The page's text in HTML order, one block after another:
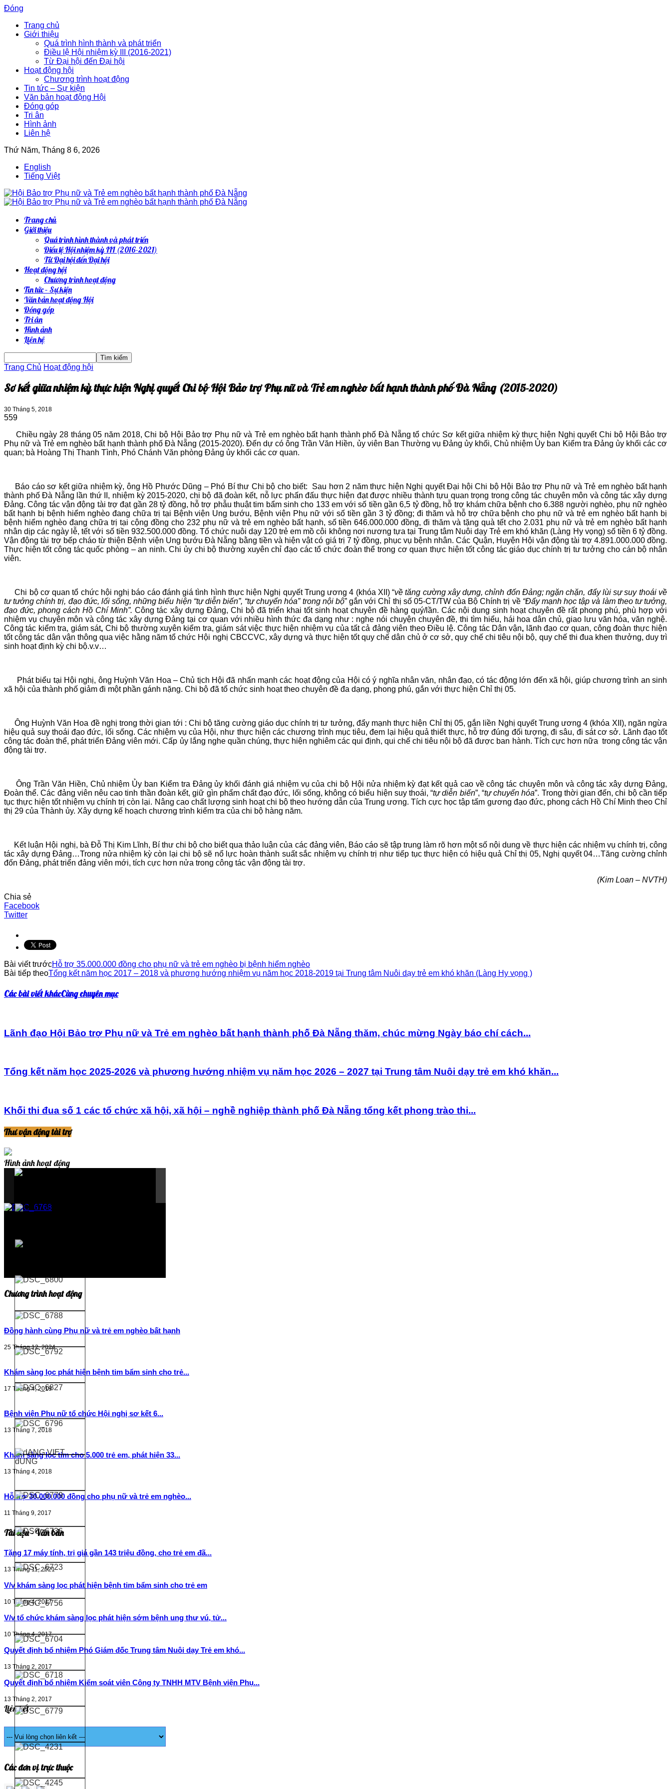
Đóng
Trang chủ
Giới thiệu
Quá trình hình thành và phát triển
Điều lệ Hội nhiệm kỳ III (2016-2021)
Từ Đại hội đến Đại hội
Hoạt động hội
Chương trình hoạt động
Tin tức – Sự kiện
Văn bản hoạt động Hội
Đóng góp
Tri ân
Hình ảnh
Liên hệ
Thứ Năm, Tháng 8 6, 2026
English
Tiếng Việt
Trang chủ
Giới thiệu
Quá trình hình thành và phát triển
Điều lệ Hội nhiệm kỳ III (2016-2021)
Từ Đại hội đến Đại hội
Hoạt động hội
Chương trình hoạt động
Tin tức – Sự kiện
Văn bản hoạt động Hội
Đóng góp
Tri ân
Hình ảnh
Liên hệ
Trang Chủ Hoạt động hội
Sơ kết giữa nhiệm kỳ thực hiện Nghị quyết Chi bộ Hội Bảo trợ Phụ nữ và Trẻ em nghèo bất hạnh thành phố Đà Nẵng (2015-2020)
30 Tháng 5, 2018
559
Chiều ngày 28 tháng 05 năm 2018, Chi bộ Hội Bảo trợ Phụ nữ và Trẻ em nghèo bất hạnh thành phố Đà Nẵng tổ chức Sơ kết giữa nhiệm kỳ thực hiện Nghị quyết Chi bộ Hội Bảo trợ
Phụ nữ và Trẻ em nghèo bất hạnh thành phố Đà Nẵng (2015-2020). Đến dự có ông Trần Văn Hiền, ủy viên Ban Thường vụ Đảng ủy khối, Chủ nhiệm Ủy ban Kiểm tra Đảng ủy khối các cơ
quan; bà Hoàng Thị Thanh Tình, Phó Chánh Văn phòng Đảng ủy khối các cơ quan.
Báo cáo sơ kết giữa nhiệm kỳ, ông Hồ Phước Dũng – Phó Bí thư Chi bộ cho biết: Sau hơn 2 năm thực hiện Nghị quyết Đại hội Chi bộ Hội Bảo trợ Phụ nữ và Trẻ em nghèo bất hạnh
thành phố Đà Nẵng lần thứ II, nhiệm kỳ 2015-2020, chi bộ đã đoàn kết, nỗ lực phấn đấu thực hiện đạt được nhiều thành tựu quan trọng trong công tác chuyên môn và công tác xây dựng
Đảng. Công tác vận động tài trợ đạt gần 28 tỷ đồng, hỗ trợ phẫu thuật tim bẩm sinh cho 133 em với số tiền gần 6,5 tỷ đồng, hỗ trợ khám chữa bệnh cho 6.388 người nghèo, phụ nữ nghèo
bất hạnh bị bệnh hiểm nghèo đang chữa trị tại Bệnh viện Ung bướu, Bệnh viện Phụ nữ với số tiền gần 3 tỷ đồng; đi thăm và hỗ trợ chữa bệnh cho phụ nữ và trẻ em nghèo bất hạnh bị
bệnh hiểm nghèo đang chữa trị tại cộng đồng cho 232 phụ nữ và trẻ em nghèo bất hạnh, số tiền 646.000.000 đồng, đi thăm và tặng quà tết cho 2.031 phụ nữ và trẻ em nghèo bất hạnh
nhân dịp các ngày lễ, tết với số tiền 932.500.000 đồng. Tổ chức nuôi dạy 120 trẻ em mồ côi không nơi nương tựa tại Trung tâm Nuôi dạy Trẻ em khó khăn (Làng Hy vọng) số tiền 6 tỷ đồng.
Vận động tài trợ bếp cháo từ thiện Bệnh viện Ung bướu Đà Nẵng bằng tiền và hiện vật có giá trị 7 tỷ đồng, phục vụ bệnh nhân. Các Quận, Huyện Hội vận động tài trợ 4.891.000.000 đồng.
Thực hiện tốt công tác quốc phòng – an ninh. Chi ủy chi bộ thường xuyên chỉ đạo các tổ chức đoàn thể trong cơ quan thực hiện tốt công tác giáo dục chính trị tư tưởng cho cán bộ nhân
viên.
Chi bộ cơ quan tổ chức hội nghị báo cáo đánh giá tình hình thực hiện Nghị quyết Trung ương 4 (khóa XII) “về tăng cường xây dựng, chỉnh đốn Đảng; ngặn chặn, đẩy lùi sự suy thoái về
tư tưởng chính trị, đạo đức, lối sống, những biểu hiện “tự diễn biến”, “tự chuyển hóa” trong nội bộ” gắn với Chỉ thị số 05-CT/TW của Bộ Chính trị về “Đẩy mạnh học tập và làm theo tư tưởng,
đạo đức, phong cách Hồ Chí Minh”. Công tác xây dựng Đảng, Chi bộ đã triển khai tốt sinh hoạt chuyên đề hàng quý/lần. Các nội dung sinh hoạt chuyên đề rất phong phú, phù hợp với
nhiệm vụ chuyên môn và công tác xây dựng Đảng tại cơ quan với nhiều hình thức đa dạng như : nghe nói chuyện chuyên đề, thi tìm hiểu, hái hoa dân chủ, giao lưu văn hóa, văn nghệ.
Công tác kiểm tra, giám sát, Chi bộ thường xuyên kiểm tra, giám sát việc thực hiện nhiệm vụ của tất cả đảng viên theo Điều lệ. Công tác Dân vận, lãnh đạo cơ quan, công đoàn thực hiện
tốt công tác dân vận thông qua việc hằng năm tổ chức Hội nghị CBCCVC, xây dựng và thực hiện tốt quy chế dân chủ ở cơ sở, quy chế chi tiêu nội bộ, quy chế thi đua khen thưởng, duy trì
sinh hoạt định kỳ chi bộ.v.v…
Phát biểu tại Hội nghị, ông Huỳnh Văn Hoa – Chủ tịch Hội đã nhấn mạnh các hoạt động của Hội có ý nghĩa nhân văn, nhân đạo, có tác động lớn đến xã hội, giúp chương trình an sinh
xã hội của thành phố giảm đi một phần gánh nặng. Chi bộ đã tổ chức sinh hoạt theo chuyên đề đa dạng, phong phú, gắn với thực hiện Chỉ thị 05.
Ông Huỳnh Văn Hoa đề nghị trong thời gian tới : Chi bộ tăng cường giáo dục chính trị tư tưởng, đẩy mạnh thực hiện Chỉ thị 05, gắn liền Nghị quyết Trung ương 4 (khóa XII), ngăn ngừa
hiệu quả suy thoái đạo đức, lối sống. Các nhiệm vụ của Hội, như thực hiện các chương trình mục tiêu, đem lại hiệu quả thiết thực, hỗ trợ đúng đối tượng, đi sâu, đi sát cơ sở. Lãnh đạo tốt
công tác đoàn thể, phát triển Đảng viên mới. Cấp ủy lắng nghe quần chúng, thực hiện nghiêm các qui định, qui chế chi tiêu nội bộ đã được ban hành. Tích cực hơn nữa trong công tác vận
động tài trợ.
Ông Trần Văn Hiền, Chủ nhiệm Ủy ban Kiểm tra Đảng ủy khối đánh giá nhiệm vụ của chi bộ Hội nửa nhiệm kỳ đạt kết quả cao về công tác chuyên môn và công tác xây dựng Đảng,
Đoàn thể. Các đảng viên nêu cao tinh thần đoàn kết, giữ gìn phẩm chất đạo đức, lối sống, không có biểu hiện suy thoái, “tự diễn biến”, “tự chuyển hóa”. Trong thời gian đến, chi bộ cần tiếp
tục thực hiện tốt nhiệm vụ chính trị còn lại. Nâng cao chất lượng sinh hoạt chi bộ theo hướng dẫn của Trung ương. Tích cực học tập tấm gương đạo đức, phong cách Hồ Chí Minh theo Chỉ
thị 29 của Thành ủy. Xây dựng kế hoạch chương trình kiểm tra của chi bộ hàng năm.
Kết luận Hội nghị, bà Đỗ Thị Kim Lĩnh, Bí thư chi bộ cho biết qua thảo luận của các đảng viên, Báo cáo sẽ tập trung làm rõ hơn một số nội dung về thực hiện các nhiệm vụ chính trị, công
tác xây dựng Đảng…Trong nửa nhiệm kỳ còn lại chi bộ sẽ nổ lực hoàn thành suất sắc nhiệm vụ chính trị như tiếp tục thực hiện có hiệu quả Chỉ thị 05, Nghị quyết 04…Tăng cường chỉnh
đốn Đảng, phát triển đảng viên mới, tích cực hơn nửa trong công tác vận động tài trợ.
(Kim Loan – NVTH)
Chia sẻ
Facebook
Twitter
Bài viết trướcHỗ trợ 35.000.000 đồng cho phụ nữ và trẻ em nghèo bị bệnh hiểm nghèo
Bài tiếp theoTổng kết năm học 2017 – 2018 và phương hướng nhiệm vụ năm học 2018-2019 tại Trung tâm Nuôi dạy trẻ em khó khăn (Làng Hy vọng )
Các bài viết khácCùng chuyên mục
Lãnh đạo Hội Bảo trợ Phụ nữ và Trẻ em nghèo bất hạnh thành phố Đà Nẵng thăm, chúc mừng Ngày báo chí cách...
Tổng kết năm học 2025-2026 và phương hướng nhiệm vụ năm học 2026 – 2027 tại Trung tâm Nuôi dạy trẻ em khó khăn...
Khối thi đua số 1 các tổ chức xã hội, xã hội – nghề nghiệp thành phố Đà Nẵng tổng kết phong trào thi...
Thư vận động tài trợ
Hình ảnh hoạt động
Chương trình hoạt động
Đồng hành cùng Phụ nữ và trẻ em nghèo bất hạnh
25 Tháng 12, 2024
Khám sàng lọc phát hiện bệnh tim bẩm sinh cho trẻ...
17 Tháng 4, 2019
Bệnh viện Phụ nữ tổ chức Hội nghị sơ kết 6...
13 Tháng 7, 2018
Khám sàng lọc tim cho 5.000 trẻ em, phát hiện 33...
13 Tháng 4, 2018
Hỗ trợ 30.000.000 đồng cho phụ nữ và trẻ em nghèo...
11 Tháng 9, 2017
Tài liệu - Văn bản
Tặng 17 máy tính, trị giá gần 143 triệu đồng, cho trẻ em đã...
13 Tháng 11, 2021
V/v khám sàng lọc phát hiện bệnh tim bẩm sinh cho trẻ em
10 Tháng 4, 2017
V/v tổ chức khám sàng lọc phát hiện sớm bệnh ung thư vú, tử...
10 Tháng 4, 2017
Quyết định bổ nhiệm Phó Giám đốc Trung tâm Nuôi dạy Trẻ em khó...
13 Tháng 2, 2017
Quyết định bổ nhiệm Kiểm soát viên Công ty TNHH MTV Bệnh viện Phụ...
13 Tháng 2, 2017
Liên kết
Các đơn vị trực thuộc